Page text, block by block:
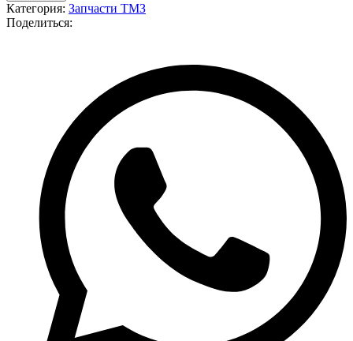
Категория: Запчасти ТМЗ
Поделиться: